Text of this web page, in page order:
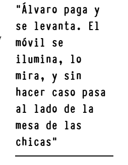
"Álvaro paga y
se levanta. El
móvil se
ilumina, lo
mira, y sin
hacer caso pasa
al lado de la
mesa de las
chicas"